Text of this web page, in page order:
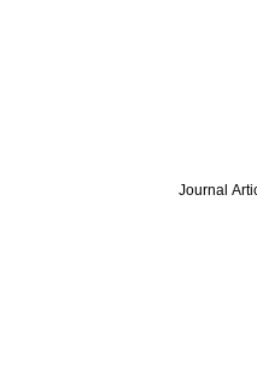
Journal